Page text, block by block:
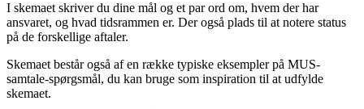
I skemaet skriver du dine mål og et par ord om, hvem der har
ansvaret, og hvad tidsrammen er. Der også plads til at notere status
på de forskellige aftaler.
Skemaet består også af en række typiske eksempler på MUS-
samtale-spørgsmål, du kan bruge som inspiration til at udfylde
skemaet.